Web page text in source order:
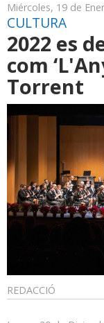
Miércoles, 19 de
CULTURA
2022 es
com
Torrent
REDACCIÓ